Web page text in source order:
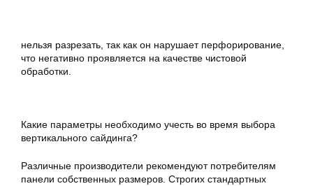
нельзя разрезать, так как он нарушает перфорирование,
что негативно проявляется на качестве чистовой
обработки.
Какие параметры необходимо учесть во время выбора
вертикального сайдинга?
Различные производители рекомендуют потребителям
панели собственных размеров. Строгих стандартных